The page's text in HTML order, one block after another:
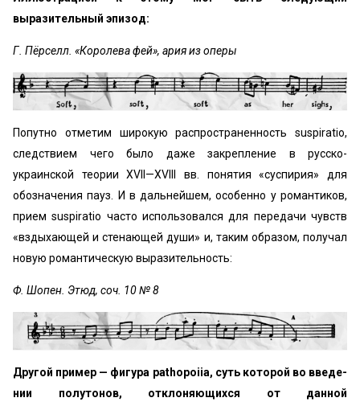
выразительный эпизод:
Г. Пёрселл. «Королева фей», ария из оперы
Попутно отметим широкую распространенность suspiratio,
следствием чего было даже закрепление в русско-
украинской тео­рии XVII—XVIII вв. понятия «суспирия» для
обозначения пауз. И в дальнейшем, особенно у романтиков,
прием suspiratio часто использовался для передачи чувств
«вздыхающей и сте­нающей души» и, таким образом, получал
новую романтическую выразительность:
Ф. Шопен. Этюд, соч. 10 № 8
Другой пример — фигура pathopoiia, суть которой во введе­
нии полутонов, отклоняющихся от данной